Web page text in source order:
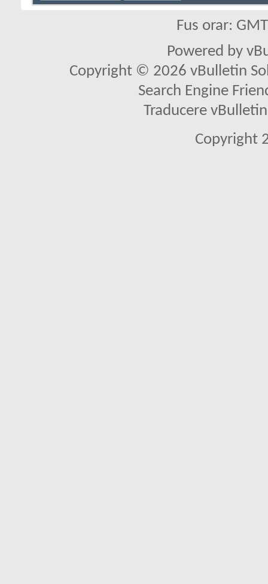
Fus orar:
Powered by
Copyright © 2026 vBulletin
Search Engine
Traducere
Copyright